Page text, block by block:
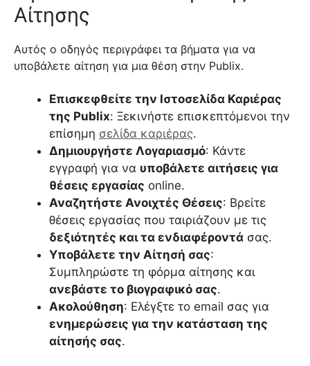
Αίτησης
Αυτός ο οδηγός περιγράφει τα βήματα για να
υποβάλετε αίτηση για μια θέση στην Publix.
Επισκεφθείτε την Ιστοσελίδα Καριέρας
της Publix: Ξεκινήστε επισκεπτόμενοι την
επίσημη σελίδα καριέρας.
Δημιουργήστε Λογαριασμό: Κάντε
εγγραφή για να υποβάλετε αιτήσεις για
θέσεις εργασίας online.
Αναζητήστε Ανοιχτές Θέσεις: Βρείτε
θέσεις εργασίας που ταιριάζουν με τις
δεξιότητές και τα ενδιαφέροντά σας.
Υποβάλετε την Αίτησή σας:
Συμπληρώστε τη φόρμα αίτησης και
ανεβάστε το βιογραφικό σας.
Ακολούθηση: Ελέγξτε το email σας για
ενημερώσεις για την κατάσταση της
αίτησής σας.